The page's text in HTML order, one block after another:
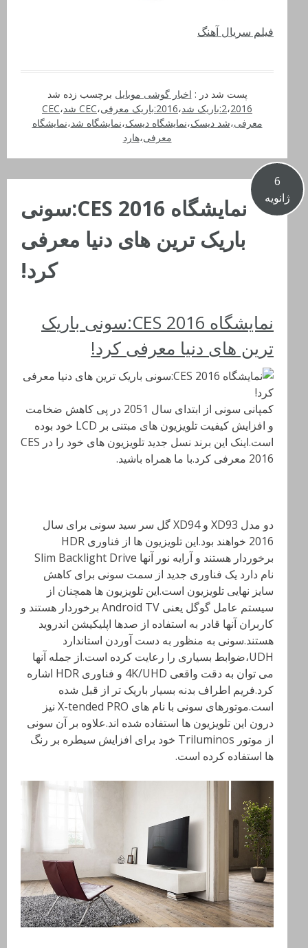
فیلم سریال آهنگ
پست شد در : اخبار گوشی موبایل برچسب زده شد
2،2016:باریک شد ،2016:باریک معرفی ،CEC شد ،CEC
معرفی،شد دیسک،نمایشگاه دیسک،نمایشگاه شد،نمایشگاه
معرفی،هارد
6
ژانویه
نمایشگاه CES 2016:سونی
باریک ترین های دنیا معرفی
کرد!
نمایشگاه CES 2016:سونی باریک
ترین های دنیا معرفی کرد!
کمپانی سونی از ابتدای سال 2051 در پی کاهش ضخامت
و افزایش کیفیت تلویزیون های مبتنی بر LCD خود بوده
است.اینک این برند نسل جدید تلویزیون های خود را در CES
2016 معرفی کرد.با ما همراه باشید.
دو مدل XD93 و XD94 گل سر سید سونی برای سال
2016 خواهند بود.این تلویزیون ها از فناوری HDR
برخوردار هستند و آرایه نور آنها Slim Backlight Drive
نام دارد یک فناوری جدید از سمت سونی برای کاهش
سایز نهایی تلویزیون است.این تلویزیون ها همچنان از
سیستم عامل گوگل یعنی Android TV برخوردار هستند و
کاربران آنها قادر به استفاده از صدها اپلیکیشن اندروید
هستند.سونی به منظور به دست آوردن استاندارد
UDH،ضوابط بسیاری را رعایت کرده است.از جمله آنها
می توان به دقت واقعی 4K/UHD و فناوری HDR اشاره
کرد.فریم اطراف بدنه بسیار باریک تر از قبل شده
است.موتورهای سونی با نام های X-tended PRO نیز
درون این تلویزیون ها استفاده شده اند.علاوه بر آن سونی
از موتور Triluminos خود برای افزایش سیطره بر رنگ
ها استفاده کرده است.